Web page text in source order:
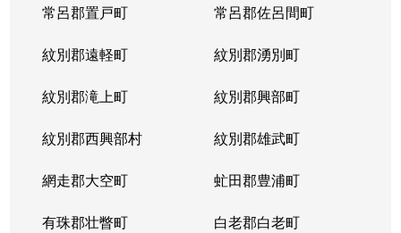
常呂郡置戸町 常呂郡佐呂間町
紋別郡遠軽町 紋別郡湧別町
紋別郡滝上町 紋別郡興部町
紋別郡西興部村 紋別郡雄武町
網走郡大空町 虻田郡豊浦町
有珠郡壮瞥町 白老郡白老町